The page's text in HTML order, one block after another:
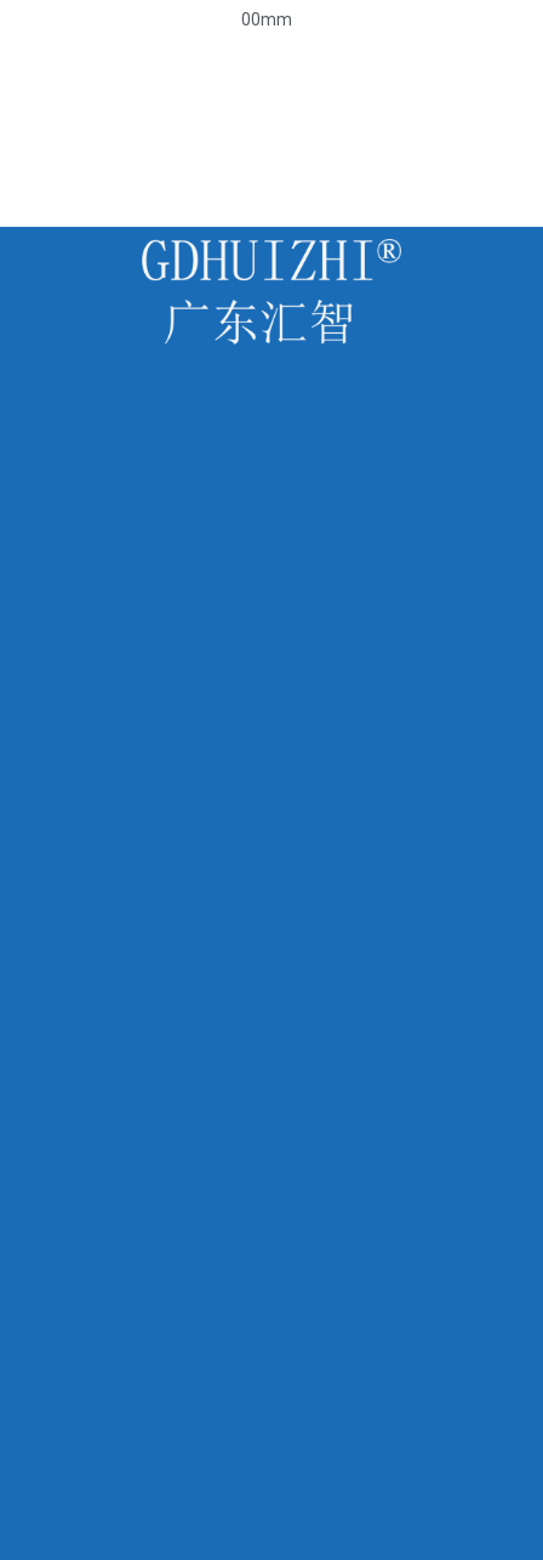
00mm